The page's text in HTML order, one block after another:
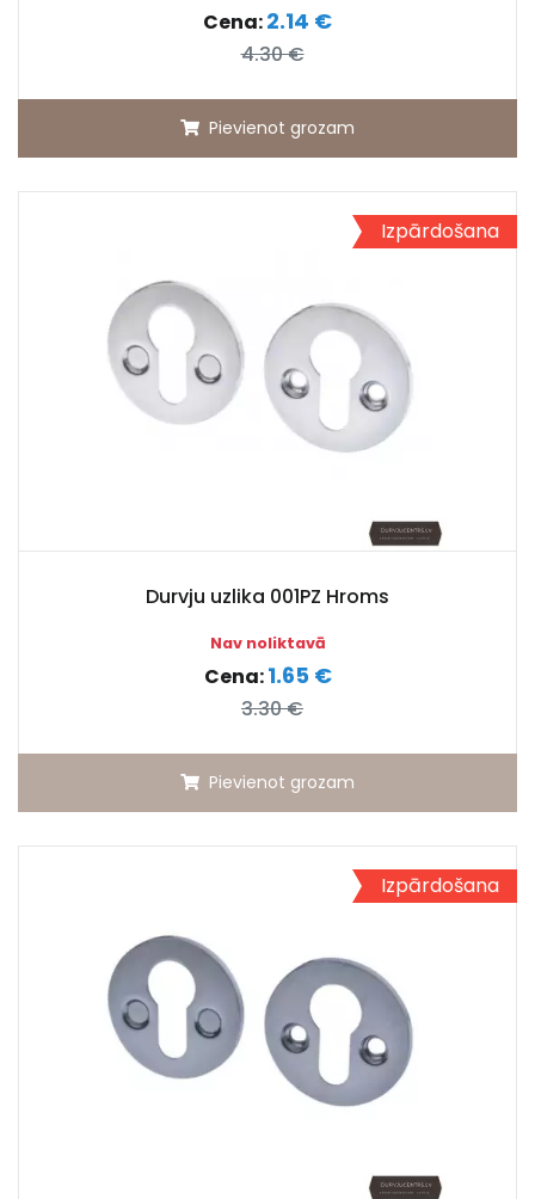
Cena:2.14 €
4.30 €
Pievienot grozam
Izpārdošana
Durvju uzlika 001PZ Hroms
Nav noliktavā
Cena:1.65 €
3.30 €
Pievienot grozam
Izpārdošana